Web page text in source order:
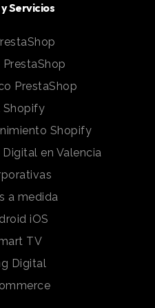
Servicios
PrestaShop
PrestaShop
Shopify
Shopify
en Valencia
a medida
iOS
TV
Digital